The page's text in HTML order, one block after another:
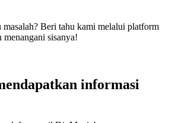
masalah? Beri tahu kami melalui platform
sisanya!
informasi